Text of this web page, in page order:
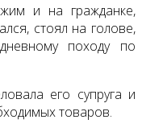
и на гражданке,
стоял на голове,
походу по
его супруга и
товаров.